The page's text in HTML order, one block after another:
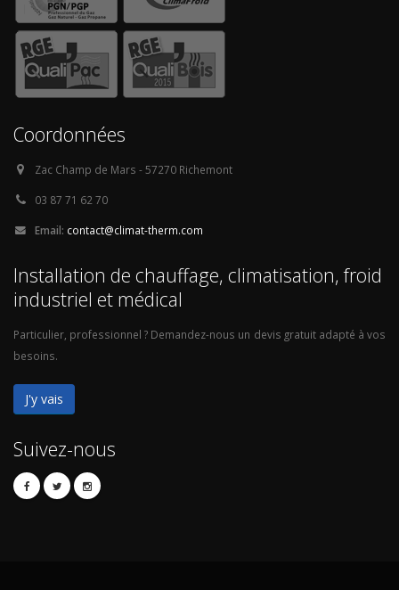
Coordonnées
Zac Champ de Mars - 57270 Richemont
03 87 71 62 70
Email: contact@climat-therm.com
Installation de chauffage, climatisation, froid
industriel et médical
Particulier, professionnel ? Demandez-nous un devis gratuit adapté à vos
besoins.
J'y vais
Suivez-nous